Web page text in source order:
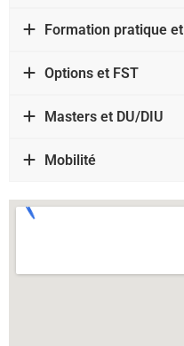
Formation pratique
Options et FST
Masters et DU/DIU
Mobilité